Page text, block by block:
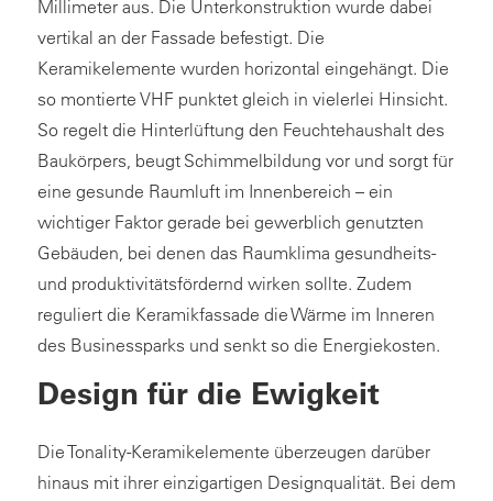
Millimeter aus. Die Unterkonstruktion wurde dabei
vertikal an der Fassade befestigt. Die
Keramikelemente wurden horizontal eingehängt. Die
so montierte VHF punktet gleich in vielerlei Hinsicht.
So regelt die Hinterlüftung den Feuchtehaushalt des
Baukörpers, beugt Schimmelbildung vor und sorgt für
eine gesunde Raumluft im Innenbereich – ein
wichtiger Faktor gerade bei gewerblich genutzten
Gebäuden, bei denen das Raumklima gesundheits-
und produktivitätsfördernd wirken sollte. Zudem
reguliert die Keramikfassade die Wärme im Inneren
des Businessparks und senkt so die Energiekosten.
Design für die Ewigkeit
Die Tonality-Keramikelemente überzeugen darüber
hinaus mit ihrer einzigartigen Designqualität. Bei dem